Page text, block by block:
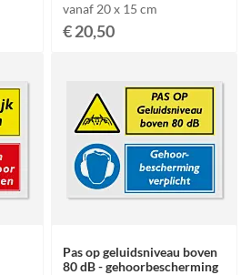
vanaf 20 x 15 cm
€ 20,50
Pas op geluidsniveau boven
80 dB - gehoorbescherming